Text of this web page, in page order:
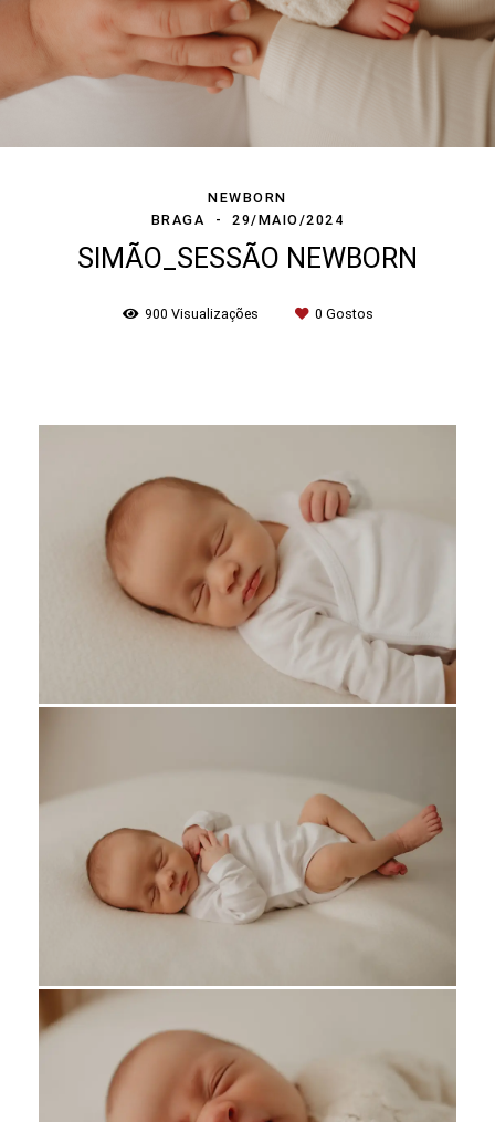
NEWBORN
BRAGA
29/MAIO/2024
SIMÃO_SESSÃO NEWBORN
900 Visualizações 0 Gostos